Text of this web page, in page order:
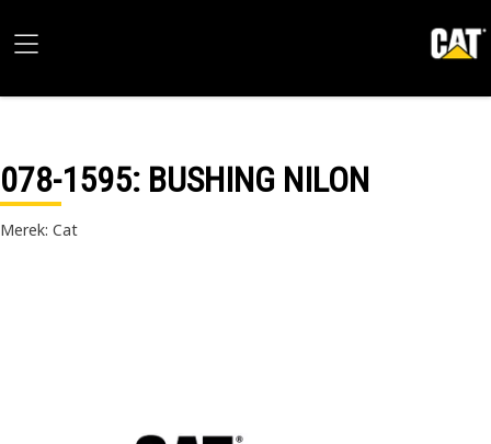
078-1595: BUSHING NILON
Merek: Cat